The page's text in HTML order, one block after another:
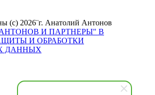
(с) 2026¨г. Анатолий Антонов
И ПАРТНЕРЫ" В
И ОБРАБОТКИ
ДАННЫХ